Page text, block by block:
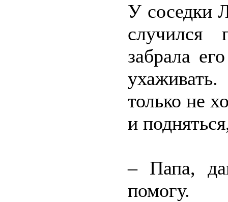
У соседки
случился
забрала
только не
и
– Папа,
помогу.